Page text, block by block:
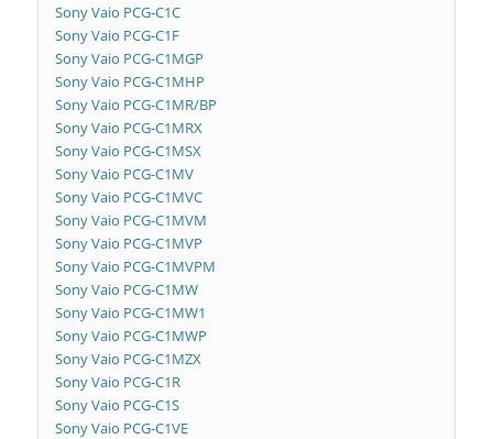
Sony Vaio PCG-C1C
Sony Vaio PCG-C1F
Sony Vaio PCG-C1MGP
Sony Vaio PCG-C1MHP
Sony Vaio PCG-C1MR/BP
Sony Vaio PCG-C1MRX
Sony Vaio PCG-C1MSX
Sony Vaio PCG-C1MV
Sony Vaio PCG-C1MVC
Sony Vaio PCG-C1MVM
Sony Vaio PCG-C1MVP
Sony Vaio PCG-C1MVPM
Sony Vaio PCG-C1MW
Sony Vaio PCG-C1MW1
Sony Vaio PCG-C1MWP
Sony Vaio PCG-C1MZX
Sony Vaio PCG-C1R
Sony Vaio PCG-C1S
Sony Vaio PCG-C1VE